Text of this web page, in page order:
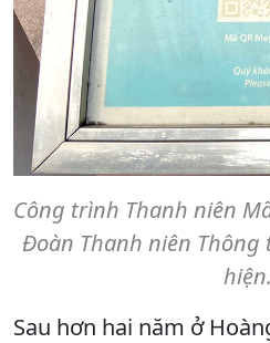
Công trình Thanh niên
Đoàn Thanh niên
hiện.
Sau hơn hai năm ở